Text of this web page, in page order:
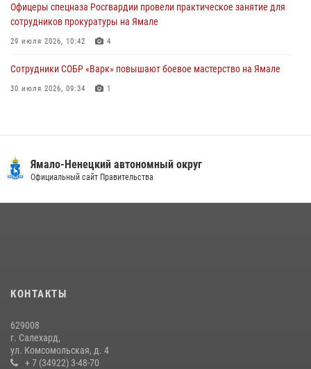
Офицеры спецназа Росгвардии провели практическое занятие для
сотрудников прокуратуры на Ямале
29 июля 2026, 10:42 4
Сотрудники СОБР «Варк» повышают боевое мастерство на Ямале
30 июля 2026, 09:34 1
18 июля 2026, 09:36 3
«Росгвардия. Вехи истории»: войска правопорядка на охране
стратегических объектов поверженной Германии (видео)
20 июля 2026, 09:03
Ямало-Ненецкий автономный округ
Официальный сайт Правительства
КОНТАКТЫ
629008
г. Салехард,
ул. Комсомольская, д. 4
+ 7 (34922) 3-48-70